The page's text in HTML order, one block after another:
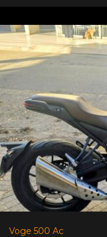
Voge 500 Ac